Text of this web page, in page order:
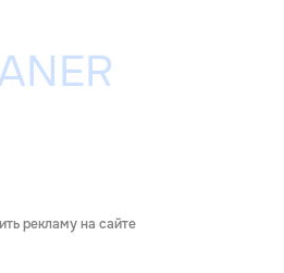
рекламу на сайте